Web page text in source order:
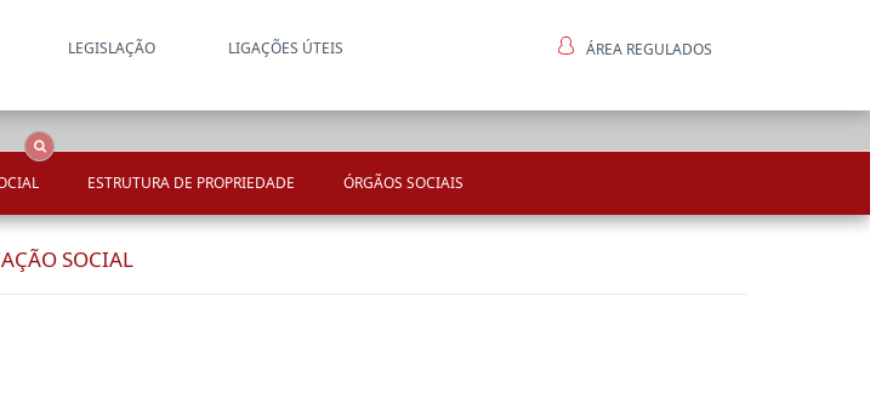
LEGISLAÇÃO LIGAÇÕES ÚTEIS ÁREA REGULADOS
ESTRUTURA DE PROPRIEDADE ÓRGÃOS SOCIAIS
SOCIAL